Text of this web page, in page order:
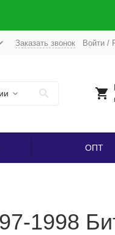
Заказать звонок Войти/
ОПТ
1998